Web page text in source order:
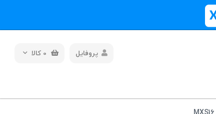
0 کالا پروفایل